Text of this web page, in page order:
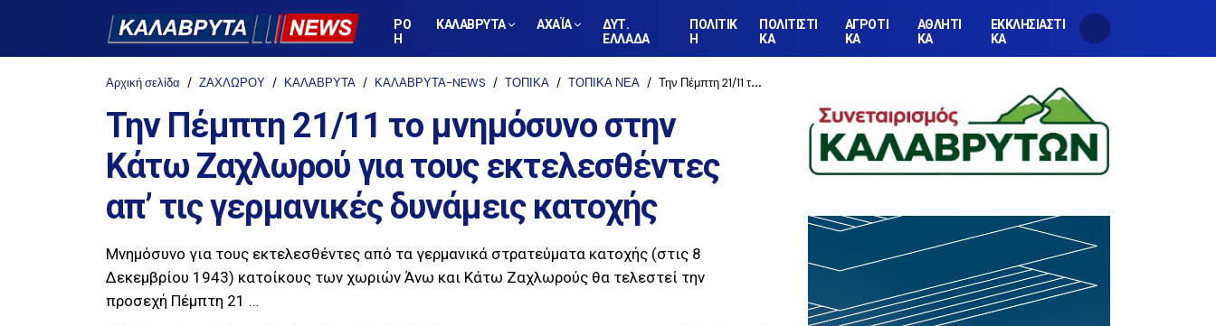
ΡΟ
Η
ΚΑΛΑΒΡΥΤΑ ΑΧΑΪΑ
ΔΥΤ.
ΕΛΛΑΔΑ
ΠΟΛΙΤΙΚ
Η
ΠΟΛΙΤΙΣΤΙ
ΚΑ
ΑΓΡΟΤΙ
ΚΑ
ΑΘΛΗΤΙ
ΚΑ
ΕΚΚΛΗΣΙΑΣΤΙ
ΚΑ
Αρχική σελίδα ΖΑΧΛΩΡΟΥ ΚΑΛΑΒΡΥΤΑ ΚΑΛΑΒΡΥΤΑ-NEWS ΤΟΠΙΚΑ ΤΟΠΙΚΑ ΝΕΑ Την Πέμπτη 21/11 το μνημόσυνο στην Κάτω Ζαχλωρού για τους εκτελεσθέντες απ’ τις γερμανικές δυνάμεις κατοχής
Την Πέμπτη 21/11 το μνημόσυνο στην
Κάτω Ζαχλωρού για τους εκτελεσθέντες
απ’ τις γερμανικές δυνάμεις κατοχής
Μνημόσυνο για τους εκτελεσθέντες από τα γερμανικά στρατεύματα κατοχής (στις 8
Δεκεμβρίου 1943) κατοίκους των χωριών Άνω και Κάτω Ζαχλωρούς θα τελεστεί την
προσεχή Πέμπτη 21 …